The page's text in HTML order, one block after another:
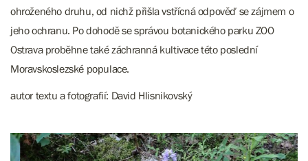
ohroženého druhu, od nichž přišla vstřícná odpověď se zájmem o
jeho ochranu. Po dohodě se správou botanického parku ZOO
Ostrava proběhne také záchranná kultivace této poslední
Moravskoslezské populace.
autor textu a fotografií: David Hlisnikovský